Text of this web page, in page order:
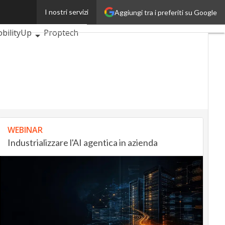
Aggiungi tra i preferiti su Google
I nostri servizi
Proptech
WEBINAR
Industrializzare l'AI agentica in azienda